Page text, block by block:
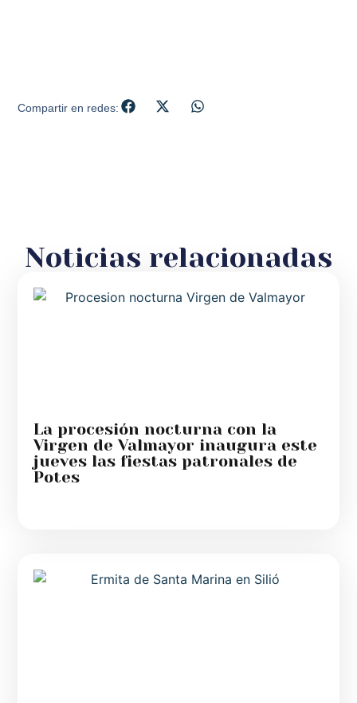
Compartir en redes:
Noticias relacionadas
La procesión nocturna con la
Virgen de Valmayor inaugura este
jueves las fiestas patronales de
Potes